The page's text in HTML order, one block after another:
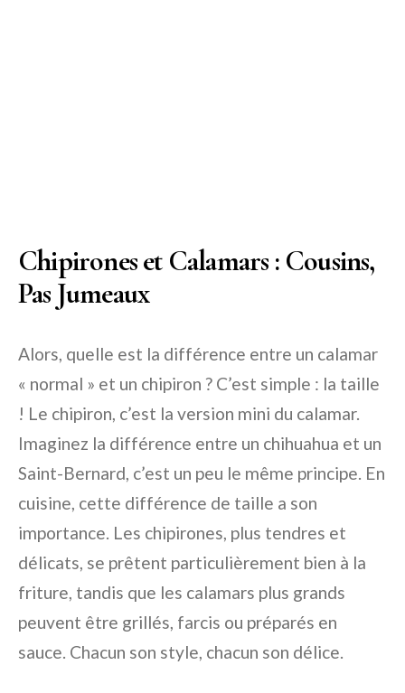
Chipirones et Calamars : Cousins,
Pas Jumeaux
Alors, quelle est la différence entre un calamar
« normal » et un chipiron ? C’est simple : la taille
! Le chipiron, c’est la version mini du calamar.
Imaginez la différence entre un chihuahua et un
Saint-Bernard, c’est un peu le même principe. En
cuisine, cette différence de taille a son
importance. Les chipirones, plus tendres et
délicats, se prêtent particulièrement bien à la
friture, tandis que les calamars plus grands
peuvent être grillés, farcis ou préparés en
sauce. Chacun son style, chacun son délice.